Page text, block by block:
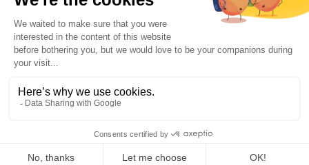
Français
English
2026Swiftask. Tous droits réservés.